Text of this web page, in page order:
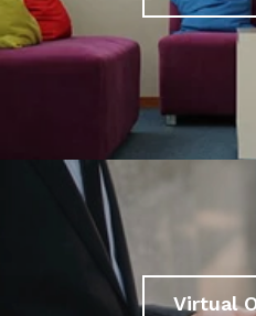
Virtual